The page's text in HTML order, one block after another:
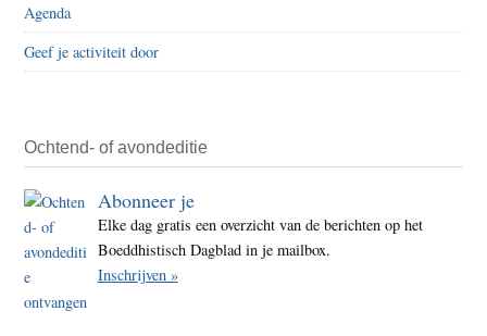
Agenda
Geef je activiteit door
Ochtend- of avondeditie
Abonneer je
Elke dag gratis een overzicht van de berichten op het
Boeddhistisch Dagblad in je mailbox.
Inschrijven »